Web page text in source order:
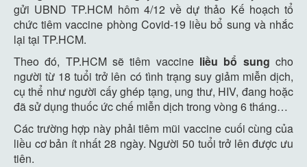
gửi UBND TP.HCM hôm 4/12 về dự thảo Kế hoạch tổ
chức tiêm vaccine phòng Covid-19 liều bổ sung và nhắc
lại tại TP.HCM.
Theo đó, TP.HCM sẽ tiêm vaccine liều bổ sung cho
người từ 18 tuổi trở lên có tình trạng suy giảm miễn dịch,
cụ thể như người cấy ghép tạng, ung thư, HIV, đang hoặc
đã sử dụng thuốc ức chế miễn dịch trong vòng 6 tháng…
Các trường hợp này phải tiêm mũi vaccine cuối cùng của
liều cơ bản ít nhất 28 ngày. Người 50 tuổi trở lên được ưu
tiên.